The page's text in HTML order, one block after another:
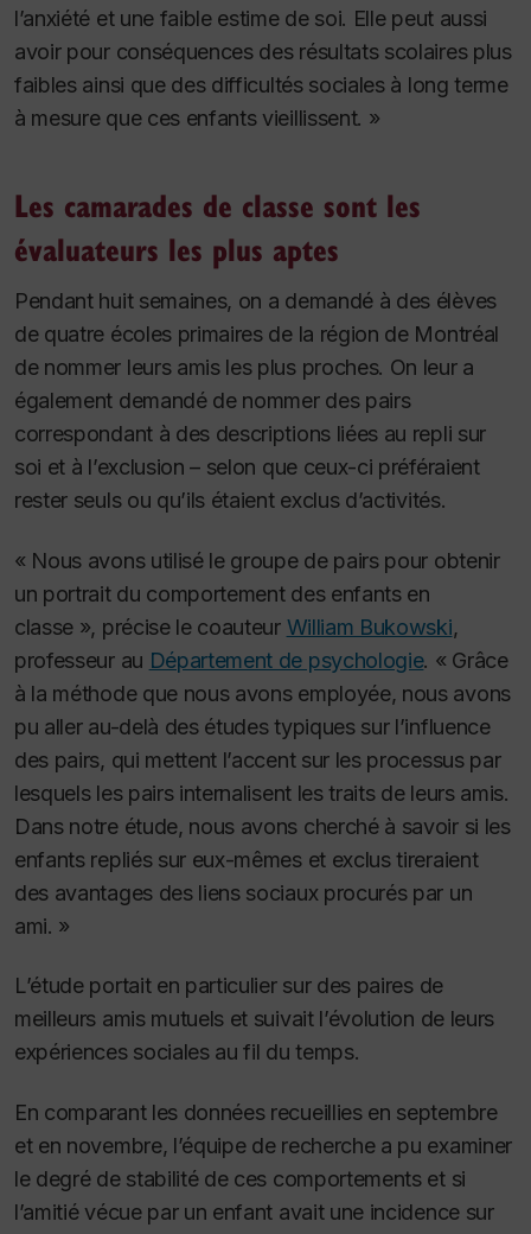
l’anxiété et une faible estime de soi. Elle peut aussi
avoir pour conséquences des résultats scolaires plus
faibles ainsi que des difficultés sociales à long terme
à mesure que ces enfants vieillissent. »
Les camarades de classe sont les
évaluateurs les plus aptes
Pendant huit semaines, on a demandé à des élèves
de quatre écoles primaires de la région de Montréal
de nommer leurs amis les plus proches. On leur a
également demandé de nommer des pairs
correspondant à des descriptions liées au repli sur
soi et à l’exclusion – selon que ceux-ci préféraient
rester seuls ou qu’ils étaient exclus d’activités.
« Nous avons utilisé le groupe de pairs pour obtenir
un portrait du comportement des enfants en
classe », précise le coauteur William Bukowski,
professeur au Département de psychologie. « Grâce
à la méthode que nous avons employée, nous avons
pu aller au-delà des études typiques sur l’influence
des pairs, qui mettent l’accent sur les processus par
lesquels les pairs internalisent les traits de leurs amis.
Dans notre étude, nous avons cherché à savoir si les
enfants repliés sur eux-mêmes et exclus tireraient
des avantages des liens sociaux procurés par un
ami. »
L’étude portait en particulier sur des paires de
meilleurs amis mutuels et suivait l’évolution de leurs
expériences sociales au fil du temps.
En comparant les données recueillies en septembre
et en novembre, l’équipe de recherche a pu examiner
le degré de stabilité de ces comportements et si
l’amitié vécue par un enfant avait une incidence sur